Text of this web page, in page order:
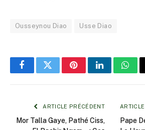
Ousseynou Diao Usse Diao
FacebookTwitterPinterestLinkedIn
ARTICLE PRÉCÉDENT
Mor Talla Gaye, Pathé Ciss,
Pape